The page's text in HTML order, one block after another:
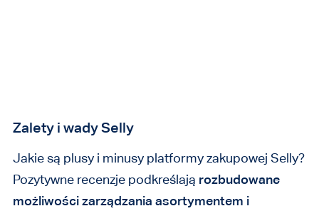
Zalety i wady Selly
Jakie są plusy i minusy platformy zakupowej Selly?
Pozytywne recenzje podkreślają rozbudowane
możliwości zarządzania asortymentem i